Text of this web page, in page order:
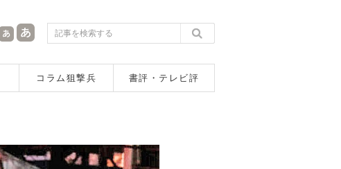
コラム狙撃兵 書評・テレビ評